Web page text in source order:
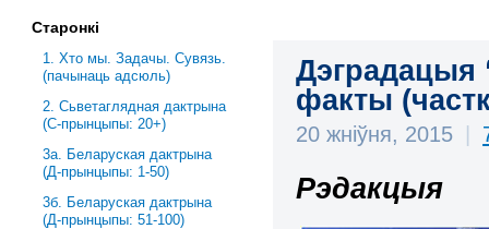
Дэградацыя
факты
20 жніўня, 2015 |
Рэдакцыя
Старонкі
1. Хто мы. Задачы. Сувязь.
(пачынаць адсюль)
2. Сьветаглядная дактрына
(С-прынцыпы: 20+)
3a. Беларуская дактрына
(Д-прынцыпы: 1-50)
3б. Беларуская дактрына
(Д-прынцыпы: 51-100)